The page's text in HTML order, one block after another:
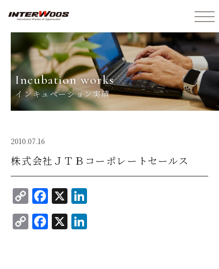
incubation works
インキュベーション実績
2010.07.16
株式会社ＪＴＢコーポレートセールス
C
o
p
F
a
c
X
C
o
F
a
X